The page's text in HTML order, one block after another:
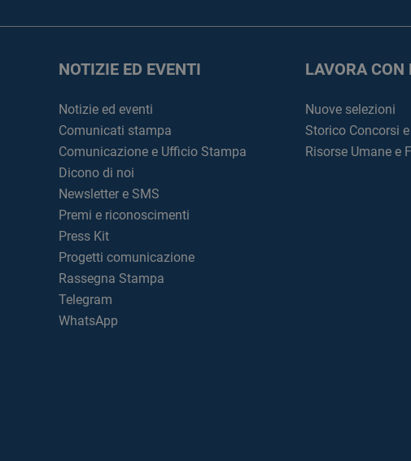
NOTIZIE ED EVENTI
Notizie ed eventi
Comunicati stampa
Comunicazione e Ufficio Stampa
Dicono di noi
Newsletter e SMS
Premi e riconoscimenti
Press Kit
Progetti comunicazione
Rassegna Stampa
Telegram
WhatsApp
LAVORA CON
Nuove selezioni
Storico Concorsi
Risorse Umane e